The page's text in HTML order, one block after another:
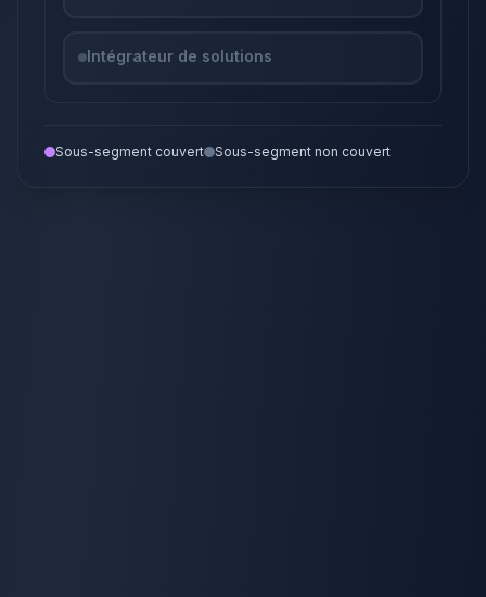
Intégrateur de solutions
Sous-segment couvert Sous-segment non couvert